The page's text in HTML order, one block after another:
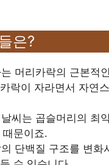
은?
머리카락의 근본적
락이 자라면서 자연
씨는 곱슬머리의 최
문이죠.
단백질 구조를 변화